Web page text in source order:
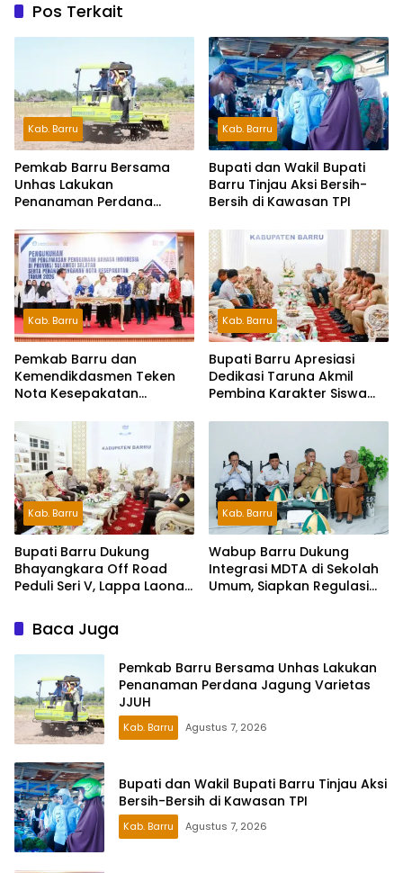
Pos Terkait
Kab. Barru
Pemkab Barru Bersama
Unhas Lakukan
Penanaman Perdana
Kab. Barru
Bupati dan Wakil Bupati
Barru Tinjau Aksi Bersih-
Bersih di Kawasan TPI
Kab. Barru
Pemkab Barru dan
Kemendikdasmen Teken
Nota Kesepakatan
Indonesia dan Bahasa
Daerah
Kab. Barru
Bupati Barru Apresiasi
Dedikasi Taruna Akmil
Pembina Karakter Siswa
Kab. Barru
Bupati Barru Dukung
Bhayangkara Off Road
Peduli Seri V, Lappa Laona
Peserta
Kab. Barru
Wabup Barru Dukung
Integrasi MDTA di Sekolah
Umum, Siapkan Regulasi
Baca Juga
Pemkab Barru Bersama Unhas Lakukan
Penanaman Perdana Jagung Varietas
JJUH
Kab. Barru Agustus 7, 2026
Bupati dan Wakil Bupati Barru Tinjau Aksi
Bersih-Bersih di Kawasan TPI
Kab. Barru Agustus 7, 2026